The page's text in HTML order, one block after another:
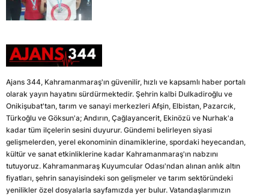
Ajans 344, Kahramanmaraş'ın güvenilir, hızlı ve kapsamlı haber portalı
olarak yayın hayatını sürdürmektedir. Şehrin kalbi Dulkadiroğlu ve
Onikişubat'tan, tarım ve sanayi merkezleri Afşin, Elbistan, Pazarcık,
Türkoğlu ve Göksun'a; Andırın, Çağlayancerit, Ekinözü ve Nurhak'a
kadar tüm ilçelerin sesini duyurur. Gündemi belirleyen siyasi
gelişmelerden, yerel ekonominin dinamiklerine, spordaki heyecandan,
kültür ve sanat etkinliklerine kadar Kahramanmaraş'ın nabzını
tutuyoruz. Kahramanmaraş Kuyumcular Odası'ndan alınan anlık altın
fiyatları, şehrin sanayisindeki son gelişmeler ve tarım sektöründeki
yenilikler özel dosyalarla sayfamızda yer bulur. Vatandaşlarımızın